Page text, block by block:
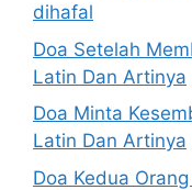
dihafal
Doa Setelah
Latin Dan Artinya
Doa Minta
Latin Dan Artinya
Doa Kedua